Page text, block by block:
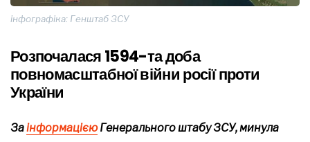
інфографіка: Генштаб ЗСУ
Розпочалася 1594-та доба
повномасштабної війни росії проти
України
ЗаінформацієюГенерального штабу ЗСУ, минула